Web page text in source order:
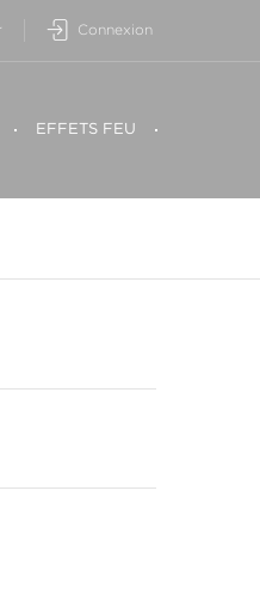
Connexion
EFFETS FEU